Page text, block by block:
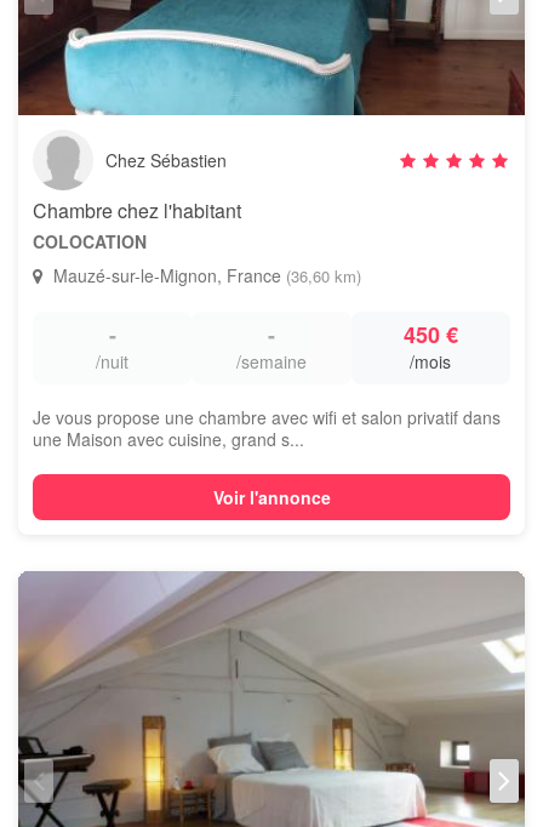
Chez Sébastien
Chambre chez l'habitant
COLOCATION
Mauzé-sur-le-Mignon, France (36,60 km)
-
/nuit
-
/semaine
450 €
/mois
Je vous propose une chambre avec wifi et salon privatif dans
une Maison avec cuisine, grand s...
Voir l'annonce